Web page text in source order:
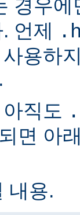
경우
언제
용하
직도
면 아
내용.